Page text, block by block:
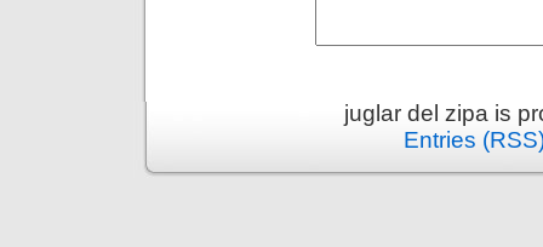
juglar del zipa is
Entries